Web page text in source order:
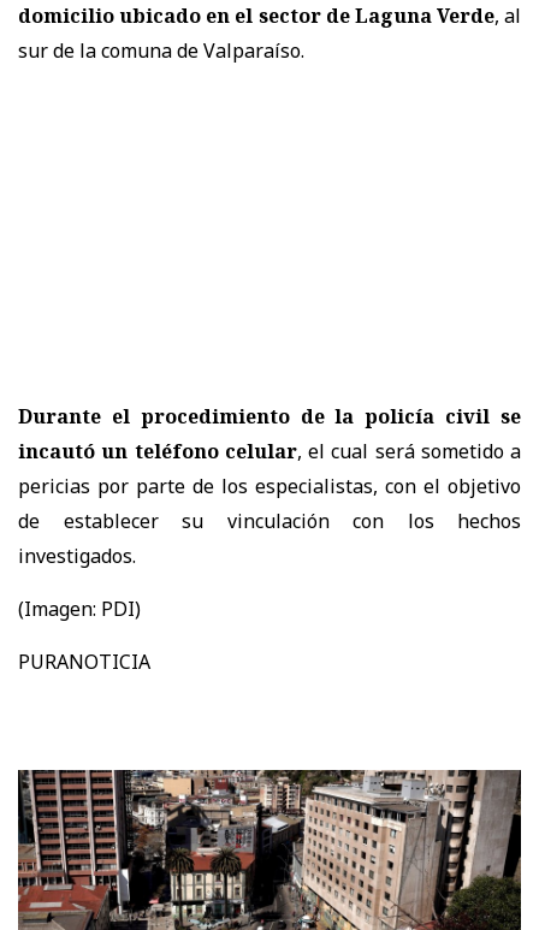
domicilio ubicado en el sector de Laguna Verde, al
sur de la comuna de Valparaíso.
Durante el procedimiento de la policía civil se
incautó un teléfono celular, el cual será sometido a
pericias por parte de los especialistas, con el objetivo
de establecer su vinculación con los hechos
investigados.
(Imagen: PDI)
PURANOTICIA